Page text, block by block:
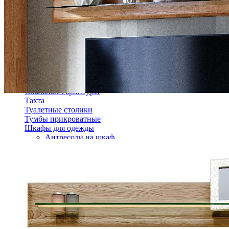
Кровати двуспальные с подъемным механизмом
Кровати полутороспальные с подъемным
Зеркала
Комоды
Кровати двуспальные
Кровати металлические
Кровати односпальные
Кровати полутороспальные
Решетки и настилы под матрас
Спальные гарнитуры
Тахта
Туалетные столики
Тумбы прикроватные
Шкафы для одежды
Антресоли на шкаф
Шкафы 4-х дверные для одежды и белья
Шкафы 5-ти дверные для одежды и белья
Шкафы 6-ти дверные для одежды и белья
Шкафы купе для одежды и белья
Шкафы угловые для одежды и белья